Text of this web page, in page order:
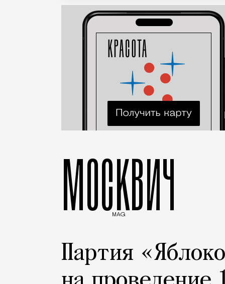
МОСКВИЧ
MAG
Партия